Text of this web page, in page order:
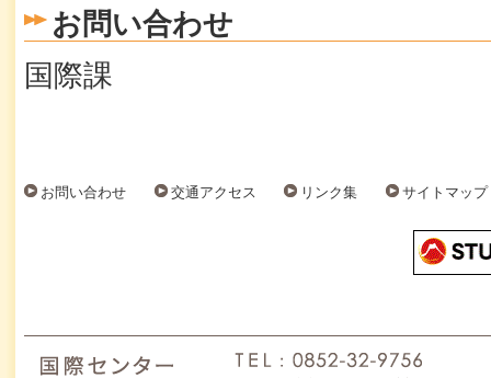
お問い合わせ
国際課
お問い合わせ 交通アクセス リンク集 サイトマップ